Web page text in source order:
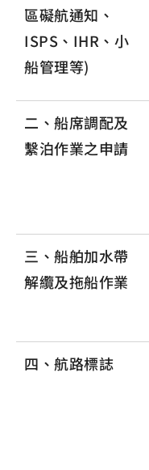
區礙航通知、
ISPS、IHR、小
船管理等)
二、船席調配及
繫泊作業之申請
三、船舶加水帶
解纜及拖船作業
四、航路標誌